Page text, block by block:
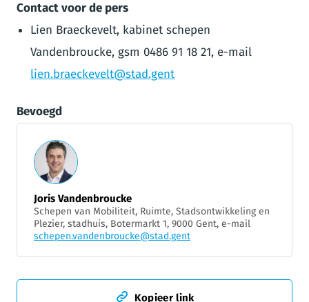
Contact voor de pers
Lien Braeckevelt, kabinet schepen
Vandenbroucke, gsm 0486 91 18 21, e-mail
lien.braeckevelt@stad.gent
Bevoegd
Joris Vandenbroucke
Schepen van Mobiliteit, Ruimte, Stadsontwikkeling en
Plezier, stadhuis, Botermarkt 1, 9000 Gent, e-mail
schepen.vandenbroucke@stad.gent
Kopieer link